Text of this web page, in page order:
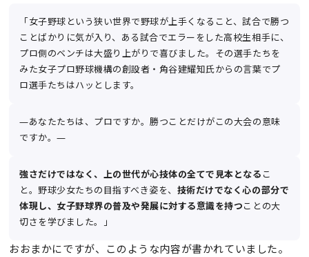
「女子野球という狭い世界で野球が上手くなること、試合で勝つ
ことばかりに気が入り、ある試合でエラーをした高校生相手に、
プロ側のベンチは大盛り上がりで喜びました。その選手たちを
みた女子プロ野球機構の創設者・角谷建耀知氏からの言葉でプ
ロ選手たちはハッとします。
―あなたたちは、プロですか。勝つことだけがこの大会の意味
ですか。―
強さだけではなく、上の世代が心技体の全てで見本となる こ
と。野球少女たちの目指すべき姿を、 技術だけでなく心の部分で
体現し、女子野球界の普及や発展に対する意識を持つことの大
切さを学びました。」
おおまかにですが、このような内容が書かれていました。